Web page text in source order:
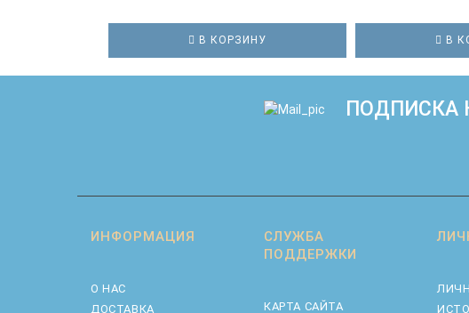
В КОРЗИНУ В
ПОДПИСКА
ИНФОРМАЦИЯ
О НАС
ДОСТАВКА
СЛУЖБА
ПОДДЕРЖКИ
КАРТА САЙТА